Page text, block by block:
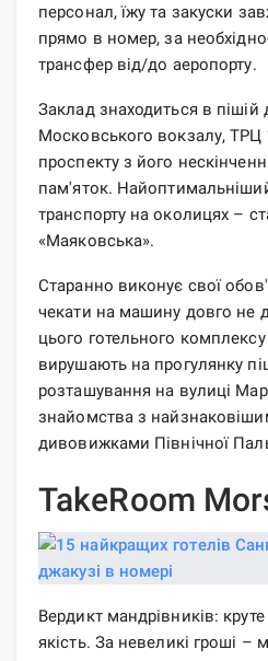
персонал, їжу та закуски
прямо в номер, за
трансфер від/до аеропорту.
Заклад знаходиться в пішій
Московського вокзалу, ТРЦ
проспекту з його
пам'яток.
транспорту на околицях –
«Маяковська».
Старанно виконує свої
чекати на машину довго не
цього готельного
вирушають на прогулянку
розташування на вулиці
знайомства з
дивовижками Північної
TakeRoom
Вердикт мандрівників:
якість. За невеликі гроші